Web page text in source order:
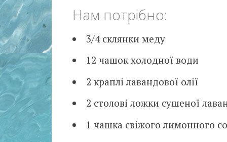
Нам потрібно:
3/4 склянки меду
12 чашок холодної води
2 краплі лавандової олії
2 столові ложки сушеної
1 чашка свіжого лимонного